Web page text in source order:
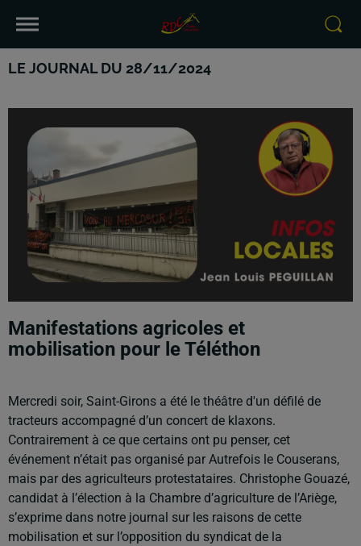
LE JOURNAL DU 28/11/2024
Manifestations agricoles et
mobilisation pour le Téléthon
Mercredi soir, Saint-Girons a été le théâtre d'un défilé de
tracteurs accompagné d’un concert de klaxons.
Contrairement à ce que certains ont pu penser, cet
événement n’était pas organisé par Autrefois le Couserans,
mais par des agriculteurs protestataires. Christophe Gouazé,
candidat à l’élection à la Chambre d’agriculture de l’Ariège,
s’exprime dans notre journal sur les raisons de cette
mobilisation et sur l’opposition du syndicat de la